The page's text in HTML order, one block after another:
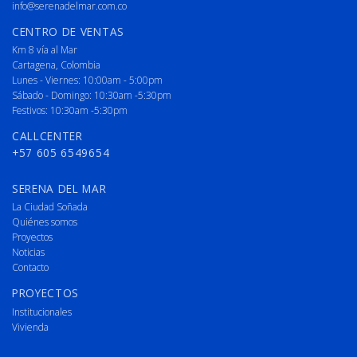
info@serenadelmar.com.co
CENTRO DE VENTAS
Km 8 vía al Mar
Cartagena, Colombia
Lunes - Viernes: 10:00am - 5:00pm
Sábado - Domingo: 10:30am -5:30pm
Festivos: 10:30am -5:30pm
CALLCENTER
+57 605 6549654
SERENA DEL MAR
La Ciudad Soñada
Quiénes somos
Proyectos
Noticias
Contacto
PROYECTOS
Institucionales
Vivienda